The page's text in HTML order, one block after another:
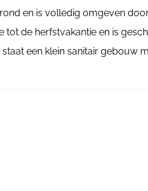
en is volledig omgeven
de herfstvakantie en is
een klein sanitair gebouw